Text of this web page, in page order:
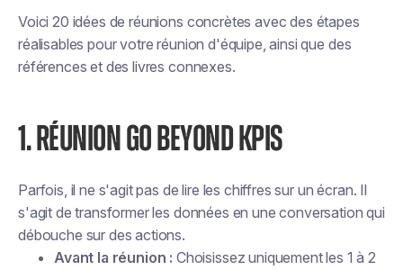
Voici 20 idées de réunions concrètes avec des étapes
réalisables pour votre réunion d'équipe, ainsi que des
références et des livres connexes.
1. RÉUNION GO BEYOND KPIS
Parfois, il ne s'agit pas de lire les chiffres sur un écran. Il
s'agit de transformer les données en une conversation qui
débouche sur des actions.
Avant la réunion : Choisissez uniquement les 1 à 2